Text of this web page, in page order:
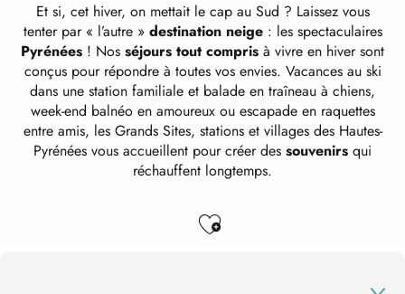
Et si, cet hiver, on mettait le cap au Sud ? Laissez vous
tenter par « l’autre » destination neige: les spectaculaires
Pyrénées ! Nos séjours tout compris à vivre en hiver sont
conçus pour répondre à toutes vos envies. Vacances au ski
dans une station familiale et balade en traîneau à chiens,
week-end balnéo en amoureux ou escapade en raquettes
entre amis, les Grands Sites, stations et villages des Hautes-
Pyrénées vous accueillent pour créer des souvenirs qui
réchauffent longtemps.
Ajouter aux